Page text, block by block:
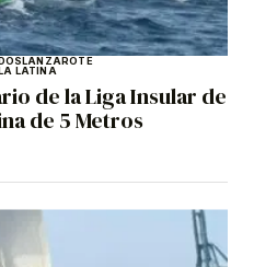
LANZAROTE
LATINA
de la Liga Insular de
de 5 Metros